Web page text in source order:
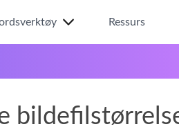
Ressurs